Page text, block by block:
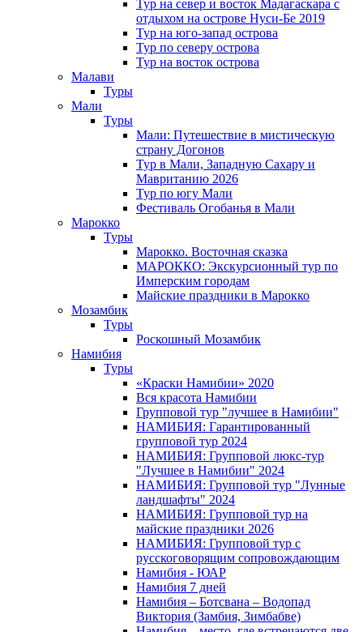
Тур на север и восток Мадагаскара с
отдыхом на острове Нуси-Бе 2019
Тур на юго-запад острова
Тур по северу острова
Тур на восток острова
Малави
Туры
Мали
Туры
Мали: Путешествие в мистическую
страну Догонов
Тур в Мали, Западную Сахару и
Мавританию 2026
Тур по югу Мали
Фестиваль Огобанья в Мали
Марокко
Туры
Марокко. Восточная сказка
МАРОККО: Экскурсионный тур по
Имперским городам
Майские праздники в Марокко
Мозамбик
Туры
Роскошный Мозамбик
Намибия
Туры
«Краски Намибии» 2020
Вся красота Намибии
Групповой тур "лучшее в Намибии"
НАМИБИЯ: Гарантированный
групповой тур 2024
НАМИБИЯ: Групповой люкс-тур
"Лучшее в Намибии" 2024
НАМИБИЯ: Групповой тур "Лунные
ландшафты" 2024
НАМИБИЯ: Групповой тур на
майские праздники 2026
НАМИБИЯ: Групповой тур с
русскоговорящим сопровождающим
Намибия - ЮАР
Намибия 7 дней
Намибия – Ботсвана – Водопад
Виктория (Замбия, Зимбабве)